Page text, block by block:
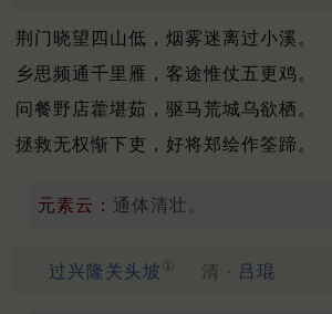
荆门晓望四山低，烟雾迷离过小溪。
乡思频通千里雁，客途惟仗五更鸡。
问餐野店藿堪茹，驱马荒城乌欲栖。
拯救无权惭下吏，好将郑绘作筌蹄。
元素云： 通体清壮。
过兴隆关头坡 ① 清 · 吕琨